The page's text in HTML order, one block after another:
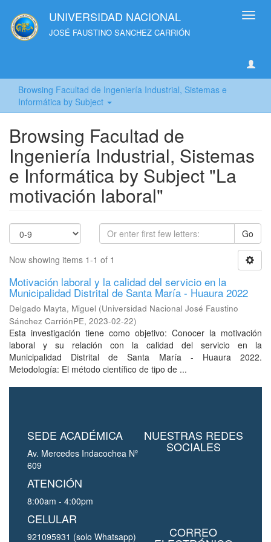
UNIVERSIDAD NACIONAL
JOSÉ FAUSTINO SANCHEZ CARRIÓN
Browsing Facultad de Ingeniería Industrial, Sistemas e
Informática by Subject
Browsing Facultad de
Ingeniería Industrial, Sistemas
e Informática by Subject "La
motivación laboral"
Go
Now showing items 1-1 of 1
Motivación laboral y la calidad del servicio en la
Municipalidad Distrital de Santa María - Huaura 2022
Delgado Mayta, Miguel (Universidad Nacional José Faustino
Sánchez CarriónPE, 2023-02-22)
Esta investigación tiene como objetivo: Conocer la motivación
laboral y su relación con la calidad del servicio en la
Municipalidad Distrital de Santa María - Huaura 2022.
Metodología: El método científico de tipo de ...
SEDE ACADÉMICA
Av. Mercedes Indacochea Nº
609
ATENCIÓN
8:00am - 4:00pm
CELULAR
921095931 (solo Whatsapp)
NUESTRAS REDES
SOCIALES
CORREO